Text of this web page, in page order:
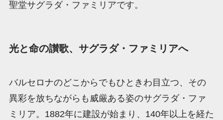
聖堂サグラダ・ファミリアです。
光と命の讃歌、サグラダ・ファミリアへ
バルセロナのどこからでもひときわ目立つ、その
異彩を放ちながらも威厳ある姿のサグラダ・ファ
ミリア。1882年に建設が始まり、140年以上を経た